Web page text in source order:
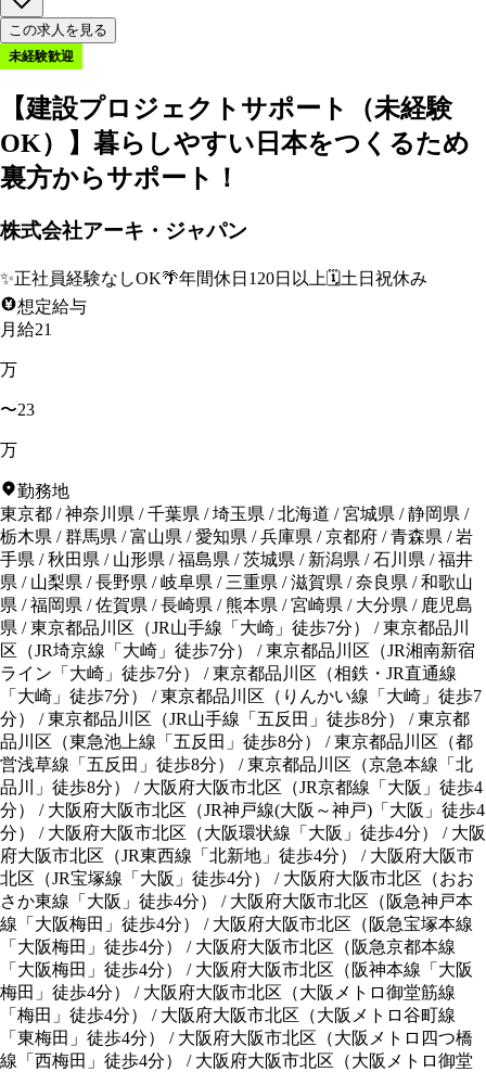
この求人を見る
未経験歓迎
【建設プロジェクトサポート（未経験
OK）】暮らしやすい日本をつくるため
裏方からサポート！
株式会社アーキ・ジャパン
✨正社員経験なしOK🌴年間休日120日以上 🗓️土日祝休み
想定給与
月給21
万
〜23
万
勤務地
東京都 /神奈川県 /千葉県 /埼玉県 /北海道 /宮城県 /静岡県 /
栃木県 /群馬県 /富山県 /愛知県 /兵庫県 /京都府 /青森県 /岩
手県 /秋田県 / 山形県 /福島県 /茨城県 / 新潟県 /石川県 /福井
県 / 山梨県 /長野県 /岐阜県 / 三重県 /滋賀県 /奈良県 /和歌山
県 /福岡県 /佐賀県 /長崎県 /熊本県 /宮崎県 / 大分県 / 鹿児島
県 /東京都品川区 （JR山手線「大崎」徒歩7分） /東京都品川
区 （JR埼京線「大崎」徒歩7分） /東京都品川区 （JR湘南新宿
ライン「大崎」徒歩7分） /東京都品川区 （相鉄・JR直通線
「大崎」徒歩7分） /東京都品川区 （ りんかい線「大崎」徒歩7
分） /東京都品川区 （JR山手線「五反田」徒歩8分） /東京都
品川区 （東急池上線「五反田」徒歩8分） /東京都品川区 （都
営浅草線「五反田」徒歩8分） /東京都品川区 （京急本線「北
品川」徒歩8分） / 大阪府大阪市北区 （JR京都線「大阪」徒歩4
分） / 大阪府大阪市北区 （JR神戸線(大阪～神戸)「大阪」徒歩4
分） / 大阪府大阪市北区 （大阪環状線「大阪」徒歩4分） / 大阪
府大阪市北区 （JR東西線「北新地」徒歩4分） / 大阪府大阪市
北区 （JR宝塚線「大阪」徒歩4分） / 大阪府大阪市北区 （おお
さか東線「大阪」徒歩4分） / 大阪府大阪市北区 （ 阪急神戸本
線「大阪梅田」徒歩4分） / 大阪府大阪市北区 （ 阪急宝塚本線
「大阪梅田」徒歩4分） / 大阪府大阪市北区 （ 阪急京都本線
「大阪梅田」徒歩4分） / 大阪府大阪市北区 （ 阪神本線「大阪
梅田」徒歩4分） / 大阪府大阪市北区 （大阪メトロ御堂筋線
「梅田」徒歩4分） / 大阪府大阪市北区 （大阪メトロ谷町線
「東梅田」徒歩4分） / 大阪府大阪市北区 （大阪メトロ四つ橋
線「西梅田」徒歩4分） / 大阪府大阪市北区 （大阪メトロ御堂